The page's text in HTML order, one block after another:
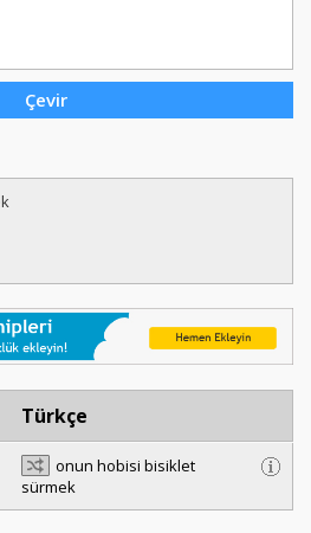
Türkçe
onun hobisi bisiklet
sürmek